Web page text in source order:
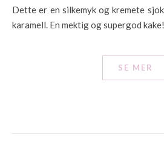
Dette er en silkemyk og kremete sjokoladeostekake med salt
karamell. En mektig og supergod kake!
SE MER